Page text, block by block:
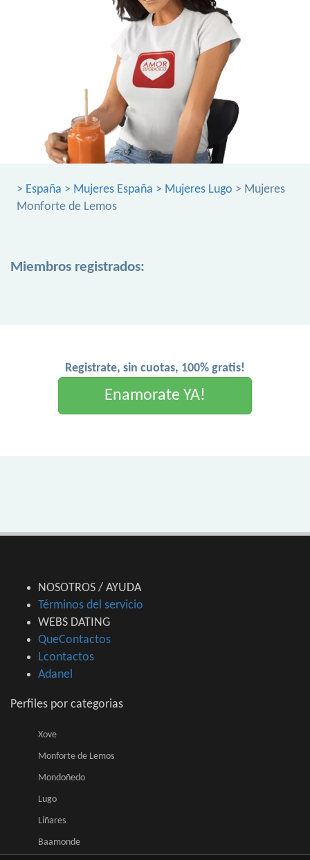
> España > Mujeres España > Mujeres Lugo > Mujeres
Monforte de Lemos
Miembros registrados:
Registrate, sin cuotas, 100% gratis!
Enamorate YA!
NOSOTROS / AYUDA
Términos del servicio
WEBS DATING
QueContactos
Lcontactos
Adanel
Perfiles por categorias
Xove
Monforte de Lemos
Mondoñedo
Lugo
Liñares
Baamonde